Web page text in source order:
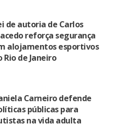
de autoria de Carlos
reforça segurança
alojamentos esportivos
Rio de Janeiro
Carneiro defende
públicas para
na vida adulta